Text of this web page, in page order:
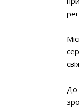
До